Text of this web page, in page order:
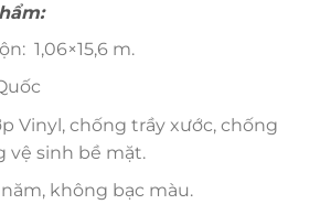
1,06×15,6 m.
Vinyl, chống trầy xước, chống
vệ sinh bề mặt.
không bạc màu.